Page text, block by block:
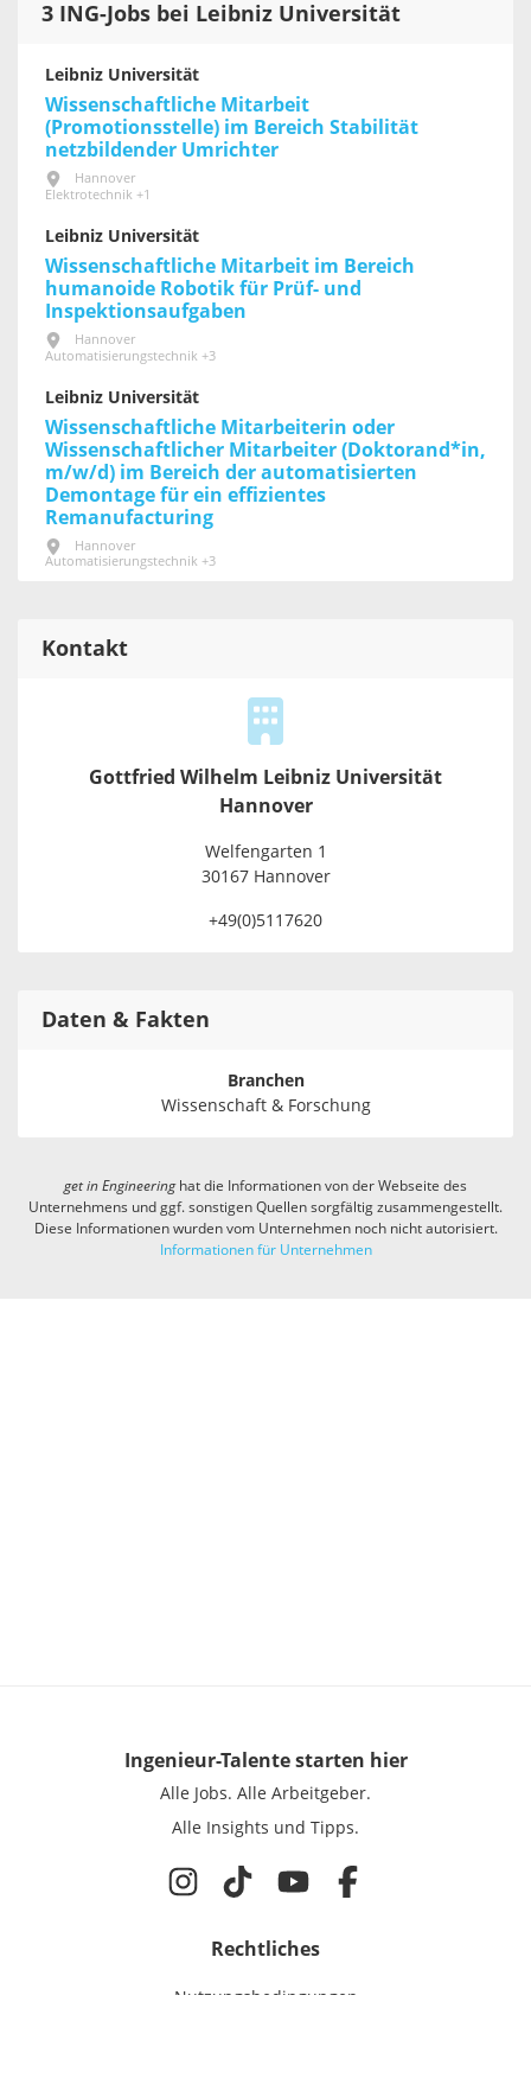
3 ING-Jobs bei Leibniz Universität
Leibniz Universität
Wissenschaftliche Mitarbeit
(Promotionsstelle) im Bereich Stabilität
netzbildender Umrichter
Hannover
Elektrotechnik +1
Leibniz Universität
Wissenschaftliche Mitarbeit im Bereich
humanoide Robotik für Prüf- und
Inspektionsaufgaben
Hannover
Automatisierungstechnik +3
Leibniz Universität
Wissenschaftliche Mitarbeiterin oder
Wissenschaftlicher Mitarbeiter (Doktorand*in,
m/w/d) im Bereich der automatisierten
Demontage für ein effizientes
Remanufacturing
Hannover
Automatisierungstechnik +3
Kontakt
Gottfried Wilhelm Leibniz Universität
Hannover
Welfengarten 1
30167 Hannover
+49(0)5117620
Daten & Fakten
Branchen
Wissenschaft & Forschung
get in Engineeringhat die Informationen von der Webseite des
Unternehmens und ggf. sonstigen Quellen sorgfältig zusammengestellt.
Diese Informationen wurden vom Unternehmen noch nicht autorisiert.
Informationen für Unternehmen
Ingenieur-Talentestarten hier
Alle Jobs. Alle Arbeitgeber.
Alle Insights und Tipps.
Rechtliches
Nutzungsbedingungen